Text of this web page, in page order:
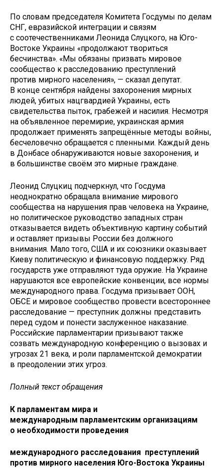
По словам председателя Комитета Госдумы по делам
СНГ, евразийской интеграции и связям
с соотечественниками Леонида Слуцкого, на Юго-
Востоке Украины «продолжают твориться
бесчинства». «Мы обязаны призвать мировое
сообщество к расследованию преступлений
против мирного населения», — сказал депутат.
В конце сентября найдены захоронения мирных
людей, убитых нацгвардией Украины, есть
свидетельства пыток, грабежей и насилия. Несмотря
на объявленное перемирие, украинская армия
продолжает применять запрещённые методы войны,
бесчеловечно обращается с пленными. Каждый день
в Донбасе обнаруживаются новые захоронения, и
в большинстве своём это мирные граждане.
Леонид Слуцкиц подчеркнул, что Госдума
неоднократно обращала внимание мирового
сообщества на нарушения прав человека на Украине,
но политическое руководство западных стран
отказывается видеть объективную картину событий
и оставляет призывы России без должного
внимания. Мало того, США и их союзники оказывает
Киеву политическую и финансовую поддержку. Ряд
государств уже отправляют туда оружие. На Украине
нарушаются все европейские конвенции, все нормы
международного права. Госдума призывает ООН,
ОБСЕ и мировое сообщество провести всестороннее
расследование — преступник должны представить
перед судом и понести заслуженное наказание.
Российские парламентарии призывают также
созвать международную конференцию о вызовах и
угрозах 21 века, и роли парламентской демократии
в преодолении этих угроз.
Полный текст обращения
К парламентам мира и
международным парламентским организациям
о необходимости проведения
международного расследования преступлений
против мирного населения Юго-Востока Украины